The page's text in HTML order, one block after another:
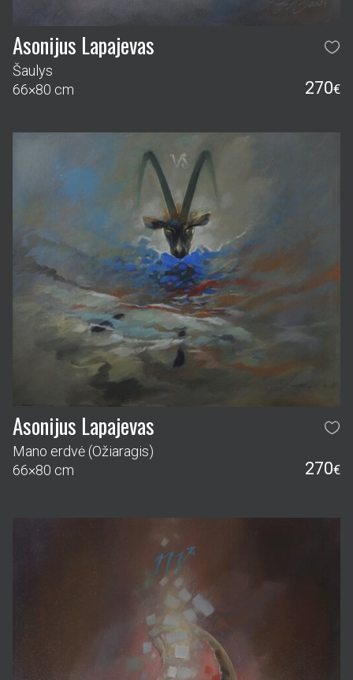
Asonijus Lapajevas
Šaulys
66×80 cm
270€
Asonijus Lapajevas
Mano erdvė (Ožiaragis)
66×80 cm
270€